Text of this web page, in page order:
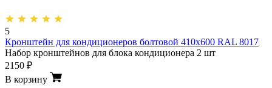
5
Кронштейн для кондиционеров болтовой 410х600 RAL 8017
Набор кронштейнов для блока кондиционера 2 шт
2150 ₽
В корзину